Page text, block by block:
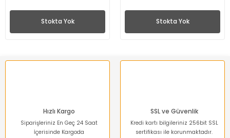
Stokta Yok Stokta Yok
Hızlı Kargo
Siparişleriniz En Geç 24 Saat
İçerisinde Kargoda
SSL ve Güvenlik
Kredi kartı bilgileriniz 256bit SSL
sertifikası ile korunmaktadır.